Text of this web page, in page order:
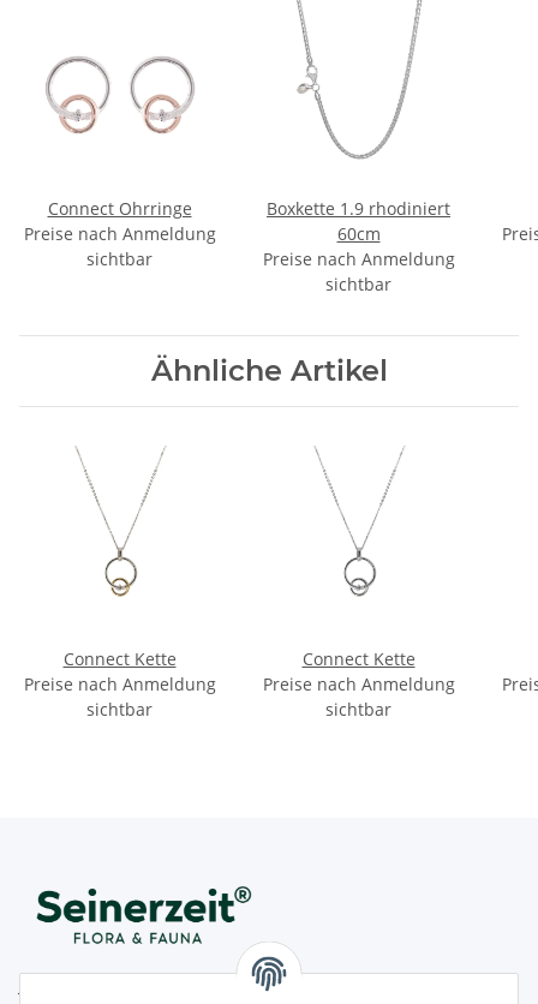
Connect Ohrringe
Preise nach Anmeldung
sichtbar
Boxkette 1.9 rhodiniert
60cm
Preise nach Anmeldung
sichtbar
Ähnliche Artikel
Connect Kette
Preise nach Anmeldung
sichtbar
Connect Kette
Preise nach Anmeldung
sichtbar